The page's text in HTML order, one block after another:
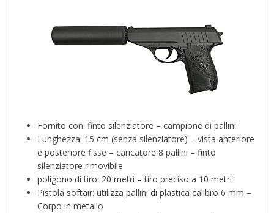
Fornito con: finto silenziatore – campione di pallini
Lunghezza: 15 cm (senza silenziatore) – vista anteriore
e posteriore fisse – caricatore 8 pallini – finto
silenziatore rimovibile
poligono di tiro: 20 metri – tiro preciso a 10 metri
Pistola softair: utilizza pallini di plastica calibro 6 mm –
Corpo in metallo